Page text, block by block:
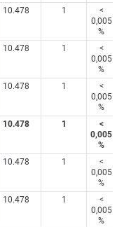
10.478 1
<
0,005
%
10.478 1
<
0,005
%
10.478 1
<
0,005
%
10.478 1
<
0,005
%
10.478 1
<
0,005
%
10.478 1
<
0,005
%